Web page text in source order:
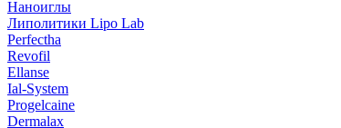
Наноиглы
Липолитики Lipo Lab
Perfectha
Revofil
Ellanse
Ial-System
Progelcaine
Dermalax